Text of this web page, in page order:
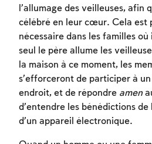
l’allumage des veilleuses, afin
célébré en leur cœur. Cela est
nécessaire dans les familles
seul le père allume les
la maison à ce moment, les
s’efforceront de participer à
endroit, et de répondre amen
d’entendre les bénédictions
d’un appareil électronique.